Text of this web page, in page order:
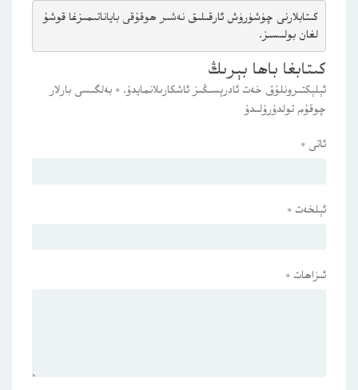
كىتابلارنى چۈشۈرۈش ئارقىلىق نەشىر ھوقۇقى باياناتىمىزغا قوشۇ
لغان بولىسىز.
كىتابغا باھا بېرىڭ
ئېلېكتىرونلۇق خەت ئادرېسىڭىز ئاشكارىلانمايدۇ. * بەلگىسى بارلار
چوقۇم تولدۇرۇلىدۇ
ئاتى *
ئېلخەت *
ئىزاھات *